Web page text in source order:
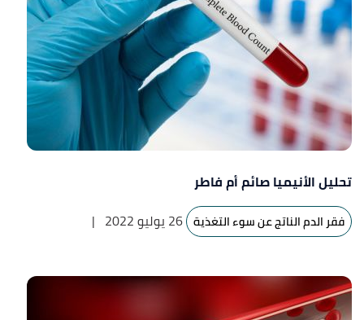
تحليل الأنيميا صائم أم فاطر
فقر الدم الناتج عن سوء التغذية 26 يوليو 2022 |